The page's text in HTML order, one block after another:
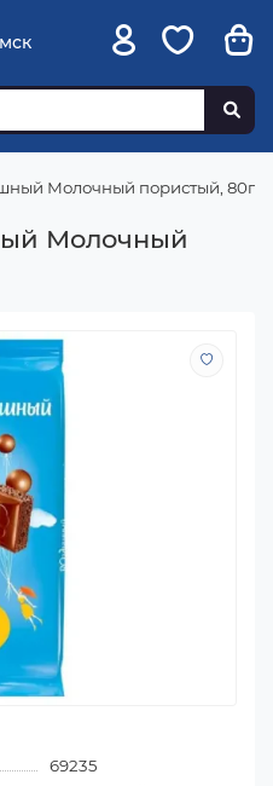
Молочный пористый, 80г
Молочный
69235